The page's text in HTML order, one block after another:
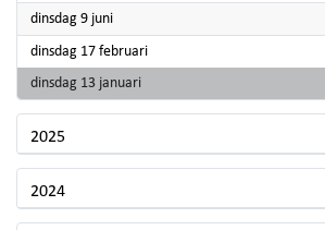
dinsdag 9 juni2026
dinsdag 17 februari2026
dinsdag 13 januari2026
2025
2024